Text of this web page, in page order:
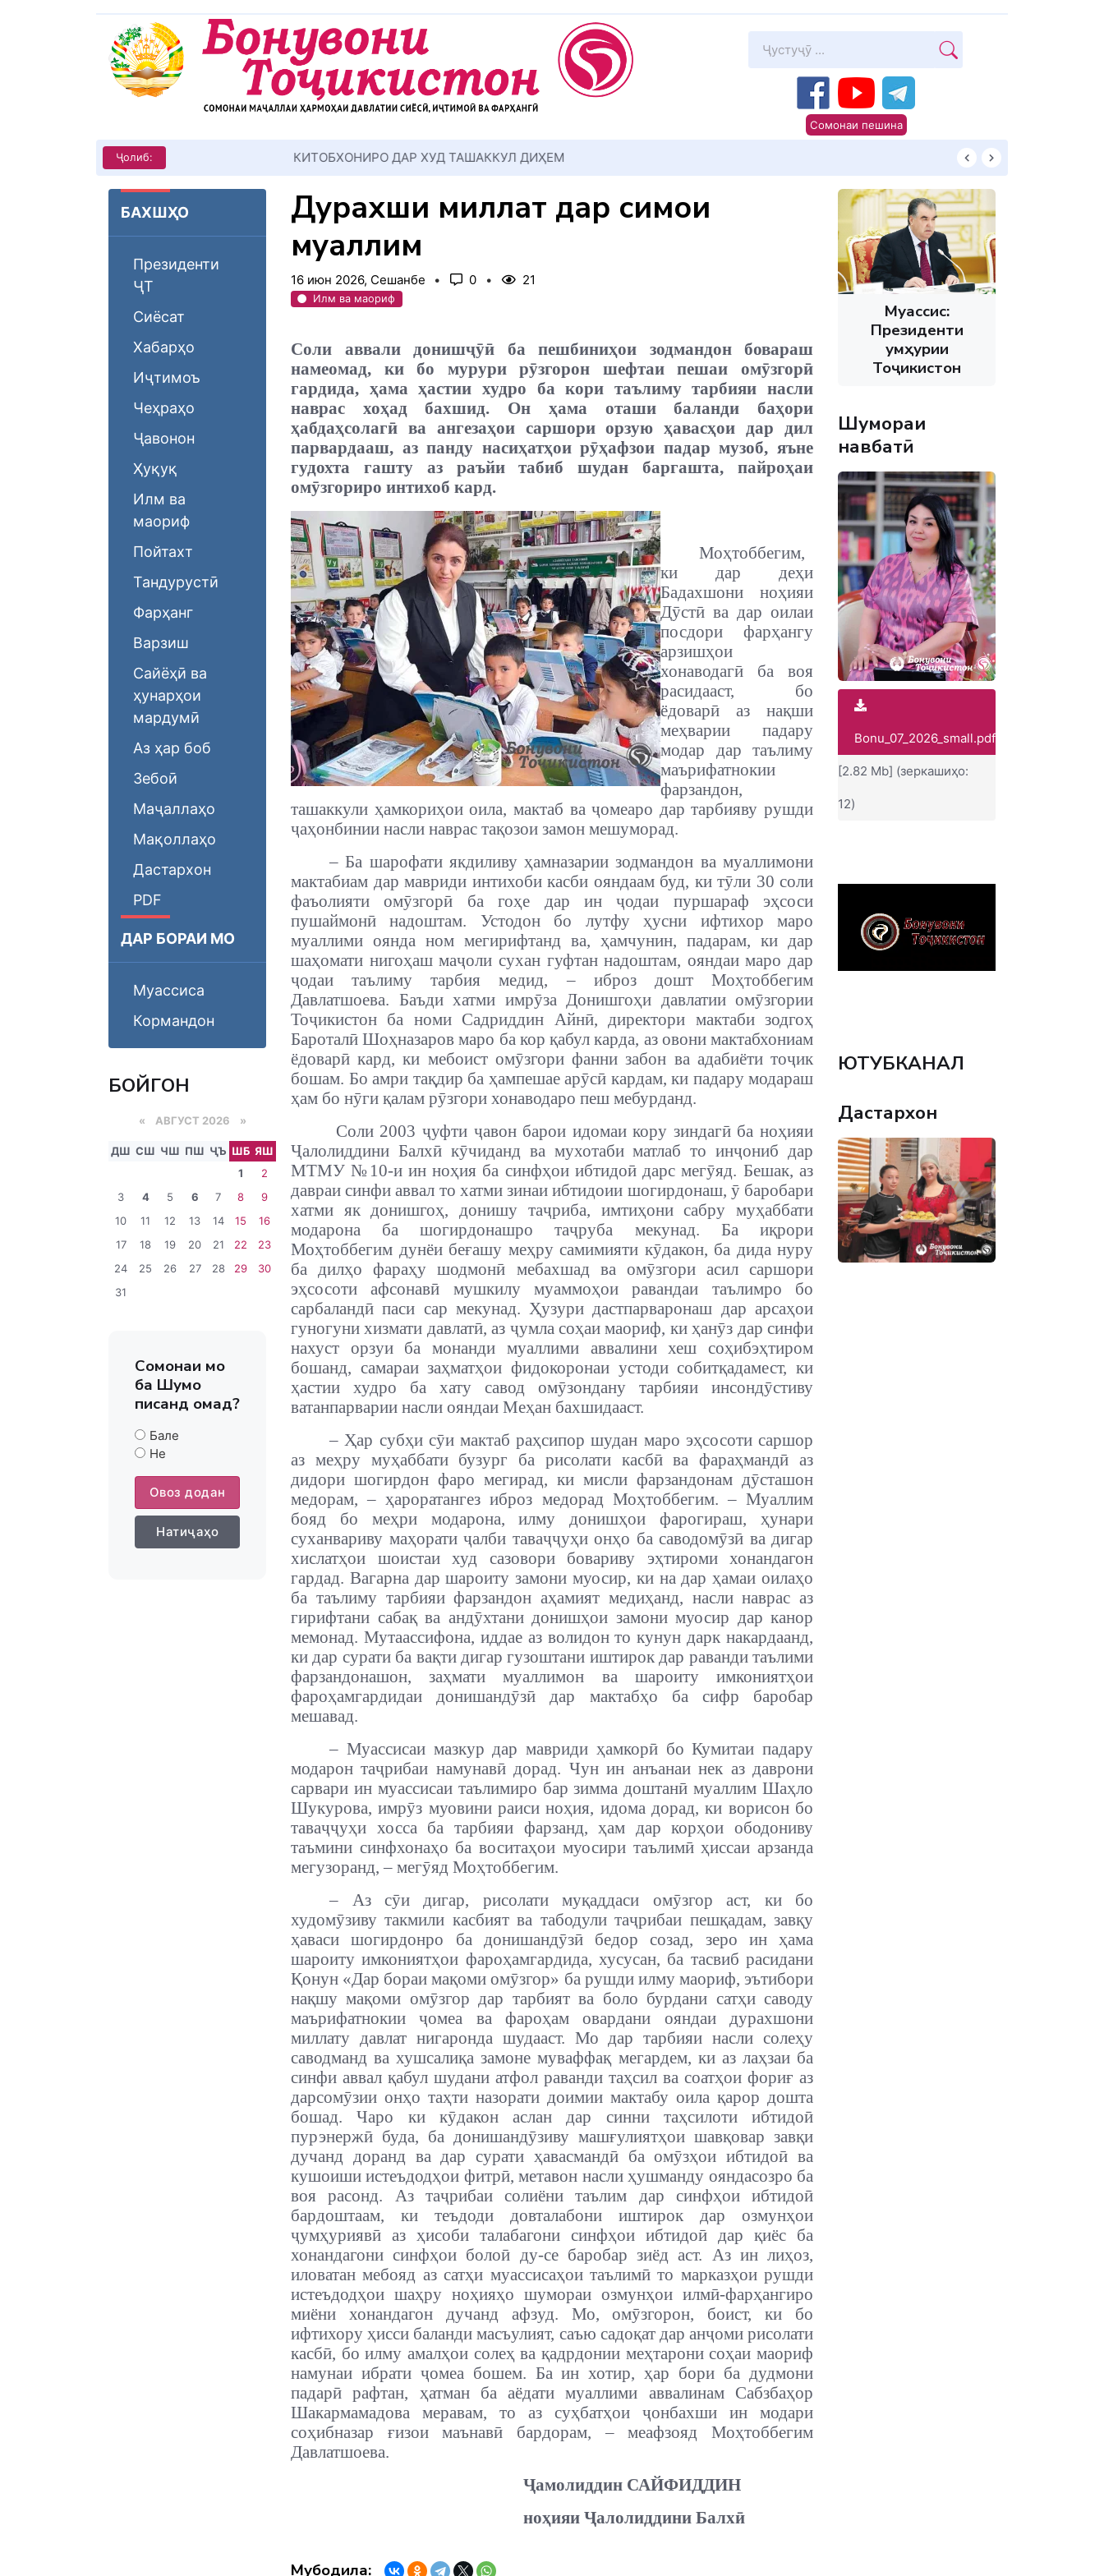
Сомонаи пешина
Ҷолиб: КИТОБХОНИРО ДАР ХУД ТАШАККУЛ ДИҲЕМ
БАХШҲО
Президенти
ҶТ
Сиёсат
Хабарҳо
Иҷтимоъ
Чеҳраҳо
Ҷавонон
Ҳуқуқ
Илм ва
маориф
Пойтахт
Тандурустӣ
Фарҳанг
Варзиш
Сайёҳӣ ва
ҳунарҳои
мардумӣ
Аз ҳар боб
Зебоӣ
Маҷаллаҳо
Мақоллаҳо
Дастархон
PDF
ДАР БОРАИ МО
Муассиса
Кормандон
БОЙГОНӢ
« АВГУСТ 2026 »
ДШ СШ ЧШ ПШ ҶЪ ШБ ЯШ
1
2
3
4 5 6 7 8
9
10
11 12 13 14 15
16
17
18 19 20 21 22
23
24
25 26 27 28 29
30
31
Сомонаи мо
ба Шумо
писанд омад?
Бале
Не
Овоз додан
Натиҷаҳо
Дурахши миллат дар симои
муаллим
16 июн 2026, Сешанбе 0 21
Илм ва маориф
Соли аввали донишҷӯӣ ба пешбиниҳои зодмандон бовараш
намеомад, ки бо мурури рӯзгорон шефтаи пешаи омӯзгорӣ
гардида, ҳама ҳастии худро ба кори таълиму тарбияи насли
наврас хоҳад бахшид. Он ҳама оташи баланди баҳори
ҳабдаҳсолагӣ ва ангезаҳои саршори орзую ҳавасҳои дар дил
парвардааш, аз панду насиҳатҳои рӯҳафзои падар музоб, яъне
гудохта гашту аз раъйи табиб шудан баргашта, пайроҳаи
омӯзгориро интихоб кард.
Моҳтоббегим,
ки дар деҳи
Бадахшони ноҳияи
Дӯстӣ ва дар оилаи
посдори фарҳангу
арзишҳои
хонаводагӣ ба воя
расидааст, бо
ёдоварӣ аз нақши
меҳварии падару
модар дар таълиму
маърифатнокии
фарзандон,
ташаккули ҳамкориҳои оила, мактаб ва ҷомеаро дар тарбияву рушди
ҷаҳонбинии насли наврас тақозои замон мешуморад.
– Ба шарофати якдиливу ҳамназарии зодмандон ва муаллимони
мактабиам дар мавриди интихоби касби ояндаам буд, ки тӯли 30 соли
фаъолияти омӯзгорӣ ба гоҳе дар ин ҷодаи пуршараф эҳсоси
пушаймонӣ надоштам. Устодон бо лутфу ҳусни ифтихор маро
муаллими оянда ном мегирифтанд ва, ҳамчунин, падарам, ки дар
шаҳомати нигоҳаш маҷоли сухан гуфтан надоштам, ояндаи маро дар
ҷодаи таълиму тарбия медид, – иброз дошт Моҳтоббегим
Давлатшоева. Баъди хатми имрӯза Донишгоҳи давлатии омӯзгории
Тоҷикистон ба номи Садриддин Айнӣ, директори мактаби зодгоҳ
Бароталӣ Шоҳназаров маро ба кор қабул карда, аз овони мактабхониам
ёдоварӣ кард, ки мебоист омӯзгори фанни забон ва адабиёти тоҷик
бошам. Бо амри тақдир ба ҳампешае арӯсӣ кардам, ки падару модараш
ҳам бо нӯги қалам рӯзгори хонаводаро пеш мебурданд.
Соли 2003 ҷуфти ҷавон барои идомаи кору зиндагӣ ба ноҳияи
Ҷалолиддини Балхӣ кӯчиданд ва мухотаби матлаб то инҷониб дар
МТМУ №10-и ин ноҳия ба синфҳои ибтидоӣ дарс мегӯяд. Бешак, аз
давраи синфи аввал то хатми зинаи ибтидоии шогирдонаш, ӯ баробари
хатми як донишгоҳ, донишу таҷриба, имтиҳони сабру муҳаббати
модарона ба шогирдонашро таҷруба мекунад. Ба иқрори
Моҳтоббегим дунёи беғашу меҳру самимияти кӯдакон, ба дида нуру
ба дилҳо фараҳу шодмонӣ мебахшад ва омӯзгори асил саршори
эҳсосоти афсонавӣ мушкилу муаммоҳои равандаи таълимро бо
сарбаландӣ паси сар мекунад. Ҳузури дастпарваронаш дар арсаҳои
гуногуни хизмати давлатӣ, аз ҷумла соҳаи маориф, ки ҳанӯз дар синфи
нахуст орзуи ба монанди муаллими аввалини хеш соҳибэҳтиром
бошанд, самараи заҳматҳои фидокоронаи устоди собитқадамест, ки
ҳастии худро ба хату савод омӯзондану тарбияи инсондӯстиву
ватанпарварии насли ояндаи Меҳан бахшидааст.
– Ҳар субҳи сӯи мактаб раҳсипор шудан маро эҳсосоти саршор
аз меҳру муҳаббати бузург ба рисолати касбӣ ва фараҳмандӣ аз
дидори шогирдон фаро мегирад, ки мисли фарзандонам дӯсташон
медорам, – ҳароратангез иброз медорад Моҳтоббегим. – Муаллим
бояд бо меҳри модарона, илму донишҳои фарогираш, ҳунари
суханвариву маҳорати ҷалби таваҷҷуҳи онҳо ба саводомӯзӣ ва дигар
хислатҳои шоистаи худ сазовори бовариву эҳтироми хонандагон
гардад. Вагарна дар шароиту замони муосир, ки на дар ҳамаи оилаҳо
ба таълиму тарбияи фарзандон аҳамият медиҳанд, насли наврас аз
гирифтани сабақ ва андӯхтани донишҳои замони муосир дар канор
мемонад. Мутаассифона, иддае аз волидон то кунун дарк накардаанд,
ки дар сурати ба вақти дигар гузоштани иштирок дар раванди таълими
фарзандонашон, заҳмати муаллимон ва шароиту имкониятҳои
фароҳамгардидаи донишандӯзӣ дар мактабҳо ба сифр баробар
мешавад.
– Муассисаи мазкур дар мавриди ҳамкорӣ бо Кумитаи падару
модарон таҷрибаи намунавӣ дорад. Чун ин анъанаи нек аз даврони
сарвари ин муассисаи таълимиро бар зимма доштанӣ муаллим Шаҳло
Шукурова, имрӯз муовини раиси ноҳия, идома дорад, ки ворисон бо
таваҷҷуҳи хосса ба тарбияи фарзанд, ҳам дар корҳои ободониву
таъмини синфхонаҳо ба воситаҳои муосири таълимӣ ҳиссаи арзанда
мегузоранд, – мегӯяд Моҳтоббегим.
– Аз сӯи дигар, рисолати муқаддаси омӯзгор аст, ки бо
худомӯзиву такмили касбият ва табодули таҷрибаи пешқадам, завқу
ҳаваси шогирдонро ба донишандӯзӣ бедор созад, зеро ин ҳама
шароиту имкониятҳои фароҳамгардида, хусусан, ба тасвиб расидани
Қонун «Дар бораи мақоми омӯзгор» ба рушди илму маориф, эътибори
нақшу мақоми омӯзгор дар тарбият ва боло бурдани сатҳи саводу
маърифатнокии ҷомеа ва фароҳам овардани ояндаи дурахшони
миллату давлат нигаронда шудааст. Мо дар тарбияи насли солеҳу
саводманд ва хушсалиқа замоне муваффақ мегардем, ки аз лаҳзаи ба
синфи аввал қабул шудани атфол раванди таҳсил ва соатҳои фориғ аз
дарсомӯзии онҳо таҳти назорати доимии мактабу оила қарор дошта
бошад. Чаро ки кӯдакон аслан дар синни таҳсилоти ибтидоӣ
пурэнержӣ буда, ба донишандӯзиву машғулиятҳои шавқовар завқи
дучанд доранд ва дар сурати ҳавасмандӣ ба омӯзҳои ибтидоӣ ва
кушоиши истеъдодҳои фитрӣ, метавон насли ҳушманду ояндасозро ба
воя расонд. Аз таҷрибаи солиёни таълим дар синфҳои ибтидоӣ
бардоштаам, ки теъдоди довталабони иштирок дар озмунҳои
ҷумҳуриявӣ аз ҳисоби талабагони синфҳои ибтидоӣ дар қиёс ба
хонандагони синфҳои болоӣ ду-се баробар зиёд аст. Аз ин лиҳоз,
иловатан мебояд аз сатҳи муассисаҳои таълимӣ то марказҳои рушди
истеъдодҳои шаҳру ноҳияҳо шумораи озмунҳои илмӣ-фарҳангиро
миёни хонандагон дучанд афзуд. Мо, омӯзгорон, боист, ки бо
ифтихору ҳисси баланди масъулият, саъю садоқат дар анҷоми рисолати
касбӣ, бо илму амалҳои солеҳ ва қадрдонии меҳтарони соҳаи маориф
намунаи ибрати ҷомеа бошем. Ба ин хотир, ҳар бори ба дудмони
падарӣ рафтан, ҳатман ба аёдати муаллими аввалинам Сабзбаҳор
Шакармамадова меравам, то аз суҳбатҳои ҷонбахши ин модари
соҳибназар ғизои маънавӣ бардорам, – меафзояд Моҳтоббегим
Давлатшоева.
Ҷамолиддин САЙФИДДИН
ноҳияи Ҷалолиддини Балхӣ
Мубодила:
Муассис:
Президенти
Ҷумҳурии
Тоҷикистон
Шумораи
навбатӣ
Bonu_07_2026_small.pdf
[2.82 Mb] (зеркашиҳо:
12)
ЮТУБКАНАЛ
Дастархон